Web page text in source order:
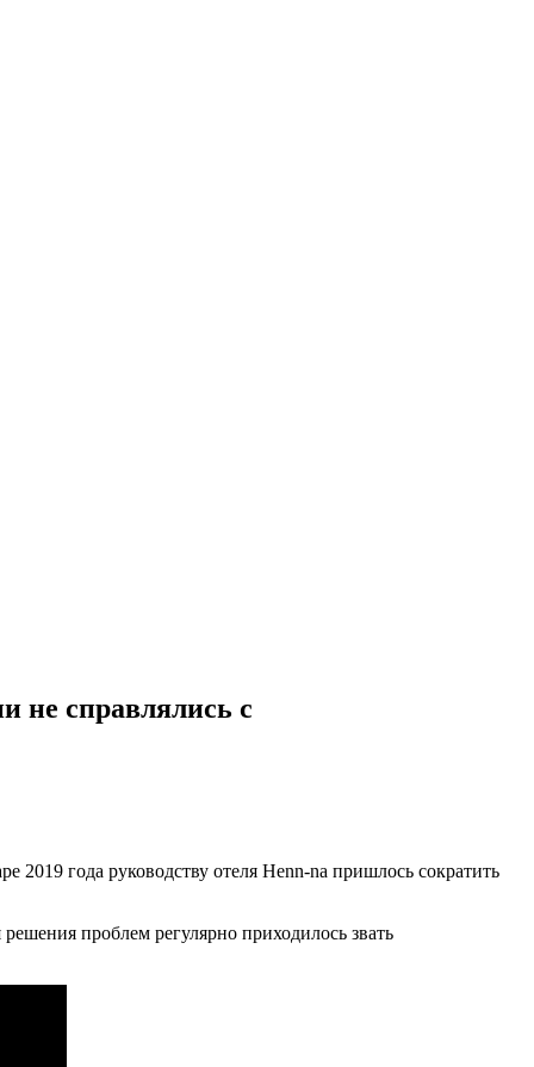
не справлялись с
года руководству отеля Henn-na пришлось сократить
проблем регулярно приходилось звать